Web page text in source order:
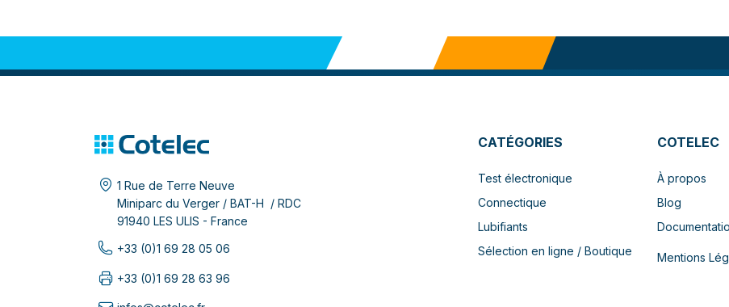
1 Rue de Terre Neuve
Miniparc du Verger / BAT-H / RDC
91940 LES ULIS - France
+33 (0)1 69 28 05 06
+33 (0)1 69 28 63 96
CATÉGORIES
Test électronique
Connectique
Lubifiants
Sélection en ligne / Boutique
COTELEC
À propos
Blog
Mentions